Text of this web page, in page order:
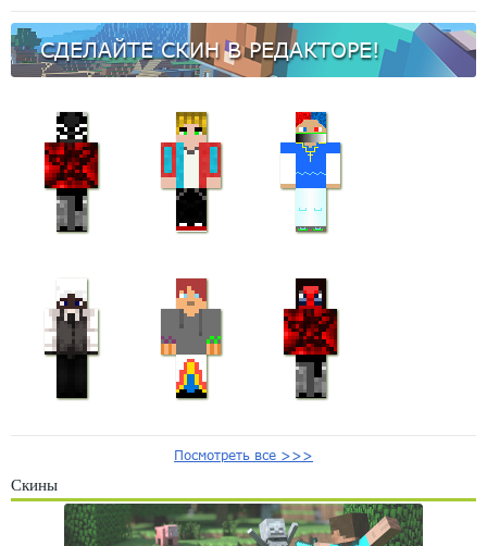
СДЕЛАЙТЕ СКИН В РЕДАКТОРЕ!
Посмотреть все >>>
Скины